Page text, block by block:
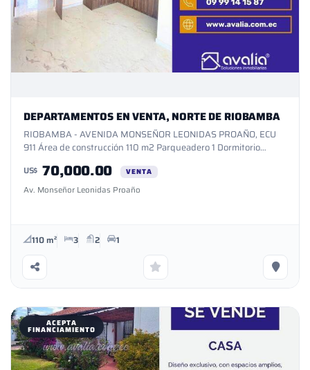
DEPARTAMENTOS EN VENTA, NORTE DE RIOBAMBA
RIOBAMBA - AVENIDA MONSEÑOR LEONIDAS PROAÑO, ECU
911 Área de construcción 110 m2 Parqueadero 1 Dormitorio
amplia, con muebles fijos Pisos de porcelanato y fibra Área de
lavandería Ubicado al norte de Riobamba A una cuadra de la
Iluminación interna led
US$ 70,000.00 VENTA
Av. Monseñor Leonidas Proaño
110 m² 3 2 1
ACEPTA
FINANCIAMIENTO